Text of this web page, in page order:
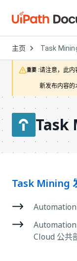
主页 Open
Dropdown
to
choose
product
Task
重要 :请注意，此内
新发布内容的
Task
Task Mining
Cloud 公共